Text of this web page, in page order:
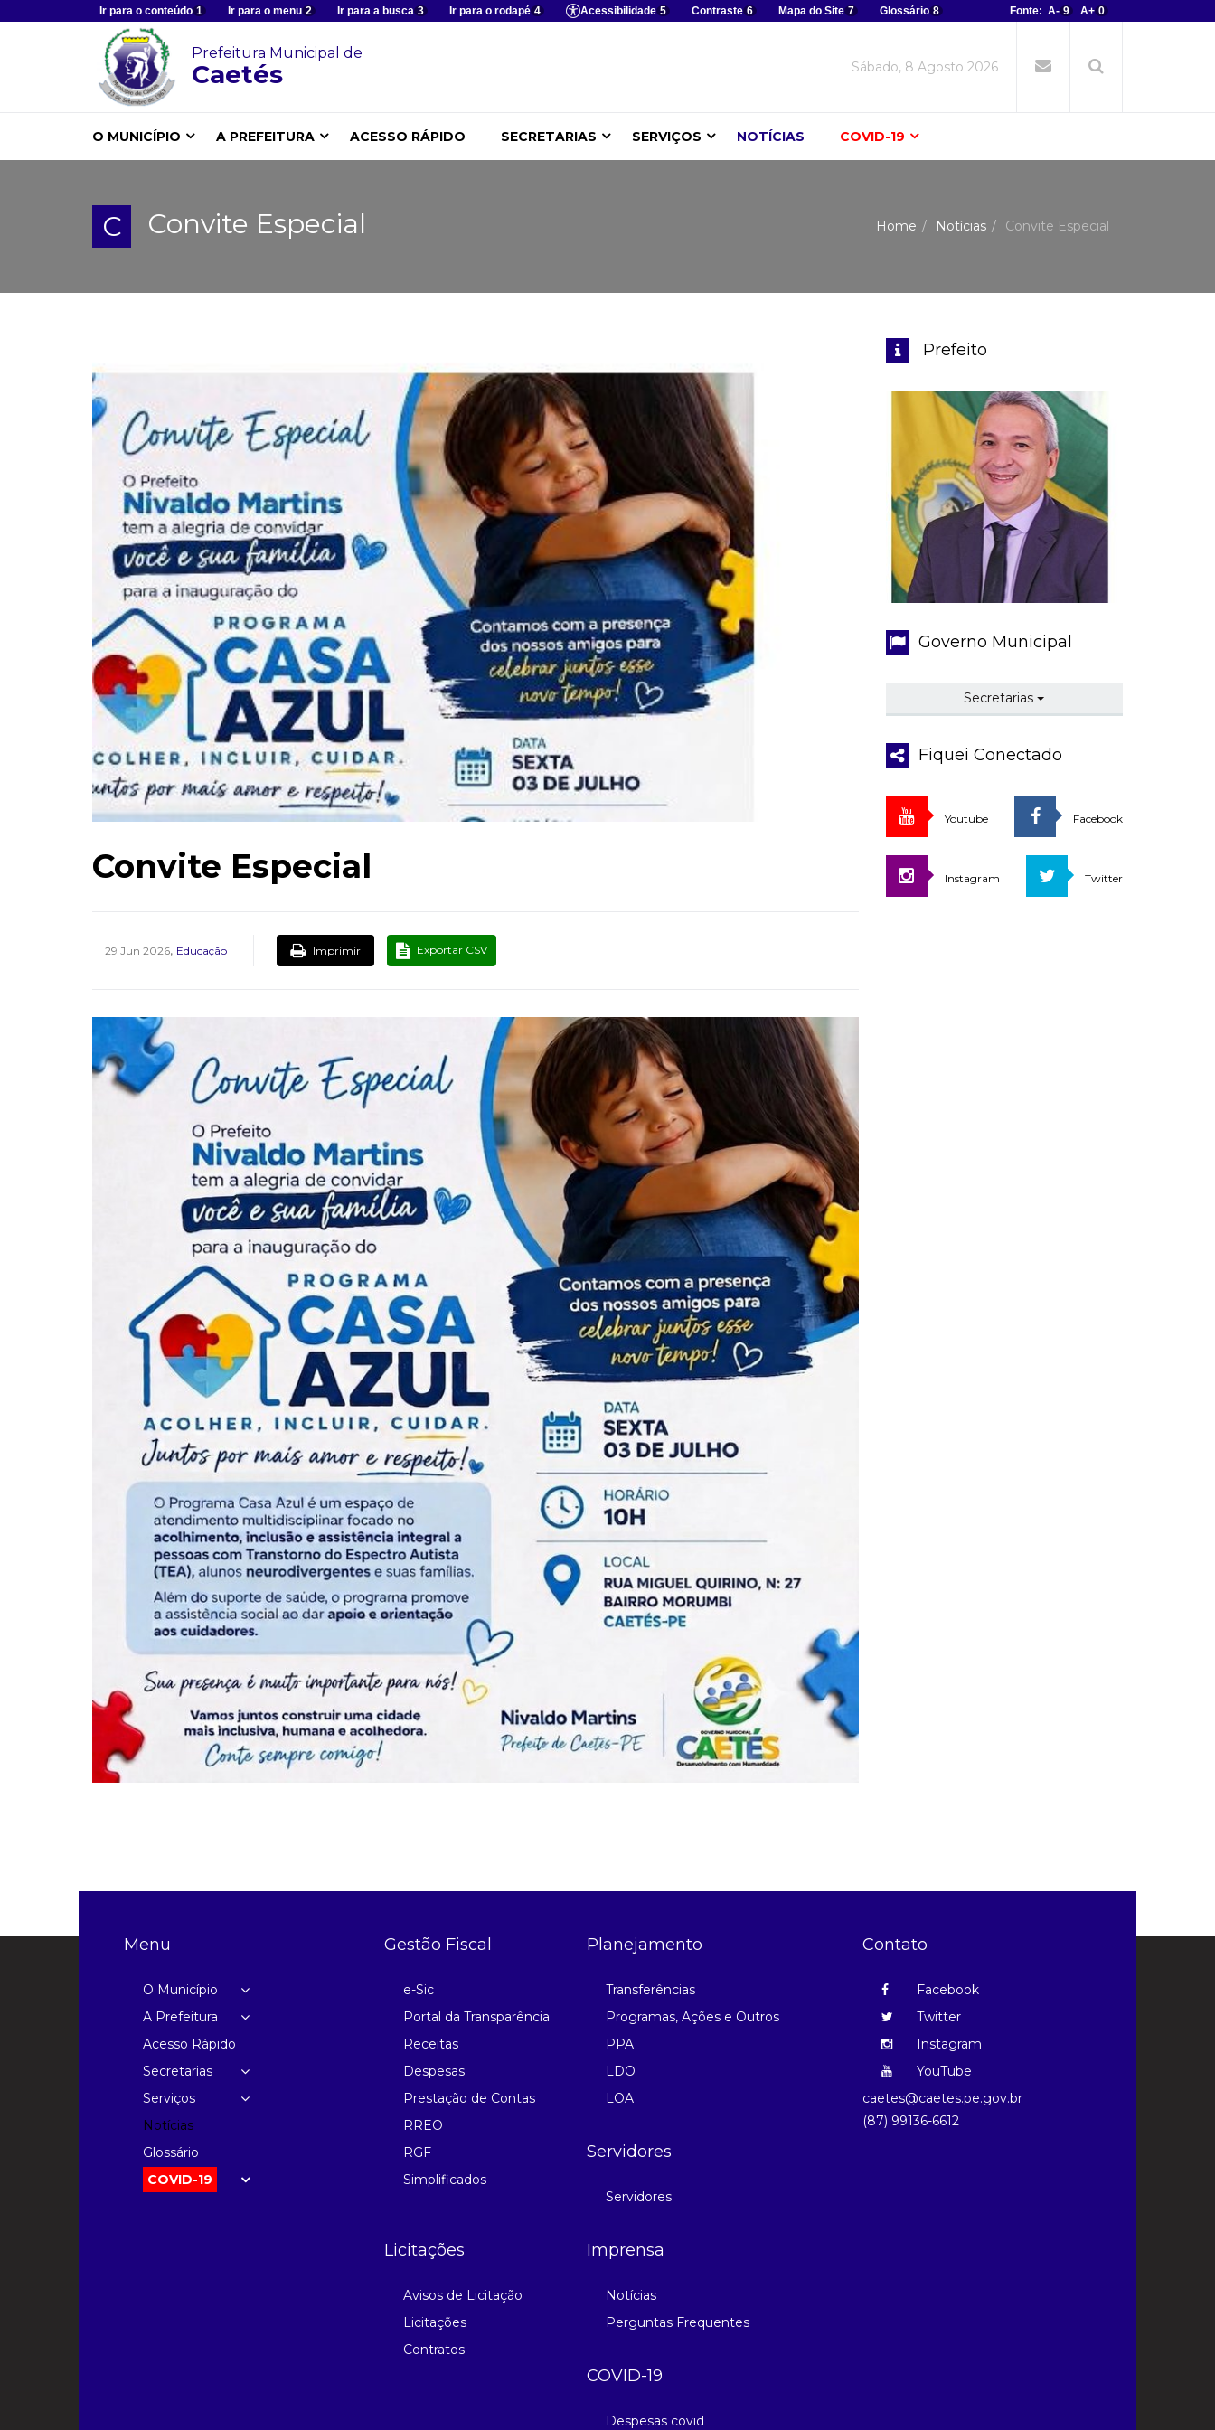
Ir para o conteúdo 1 Ir para o menu 2 Ir para a busca 3 Ir para o rodapé 4 Acessibilidade 5 Contraste 6 Mapa do Site 7 Glossário 8 Fonte: A- 9 A+ 0
Prefeitura Municipal de
Caetés Sábado, 8 Agosto 2026
O MUNICÍPIO A PREFEITURA ACESSO RÁPIDO SECRETARIAS SERVIÇOS NOTÍCIAS COVID-19
C Convite Especial Home Notícias Convite Especial
Convite Especial
29 Jun 2026, Educação Imprimir Exportar CSV
Prefeito
Governo Municipal
Secretarias
Fiquei Conectado
Youtube Facebook
Instagram Twitter
Menu
O Município
A Prefeitura
Acesso Rápido
Secretarias
Serviços
Notícias
Glossário
COVID-19
Gestão Fiscal
e-Sic
Portal da Transparência
Receitas
Despesas
Prestação de Contas
RREO
RGF
Simplificados
Planejamento
Transferências
Programas, Ações e Outros
PPA
LDO
LOA
Servidores
Servidores
Licitações
Avisos de Licitação
Licitações
Contratos
Imprensa
Notícias
Perguntas Frequentes
COVID-19
Despesas covid
Contato
Facebook
Twitter
Instagram
YouTube
caetes@caetes.pe.gov.br
(87) 99136-6612